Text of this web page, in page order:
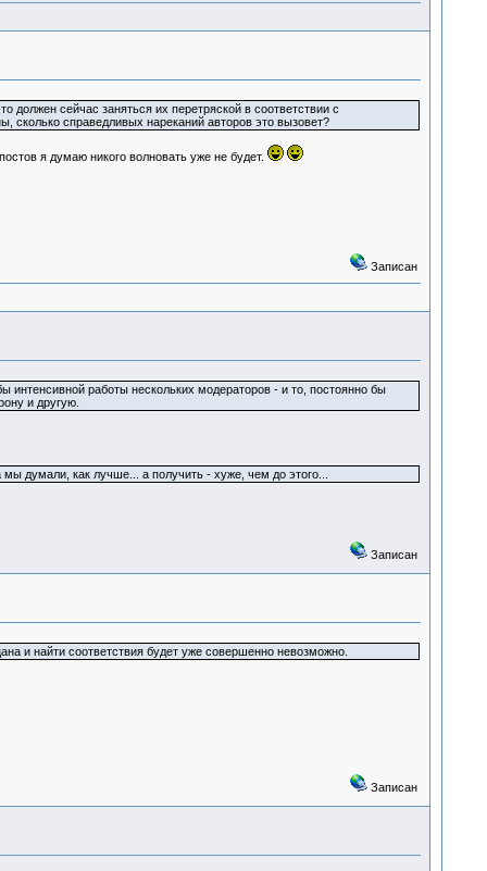
сейчас заняться их перетряской в соответствии с
сколько справедливых нареканий авторов это вызовет?
я думаю никого волновать уже не будет.
Записан
интенсивной работы нескольких модераторов - и то, постоянно бы
и другую.
думали, как лучше... а получить - хуже, чем до этого...
Записан
и найти соответствия будет уже совершенно невозможно.
Записан